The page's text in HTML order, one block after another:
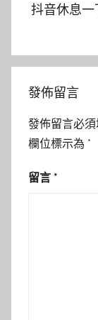
抖音休息一
發佈留言
發佈留言必
欄位標示為 *
留言 *